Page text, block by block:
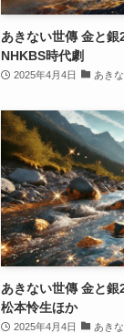
あきない世傳 金と
NHKBS時代劇
2025年4月4日 あき
あきない世傳 金と
松本怜生ほか
2025年4月4日 あき